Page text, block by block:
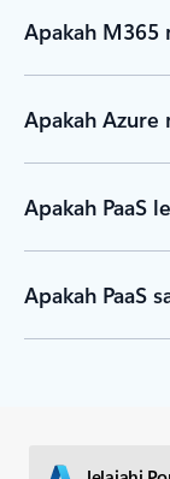
Apakah M365
Apakah Azure
Apakah PaaS
Apakah PaaS